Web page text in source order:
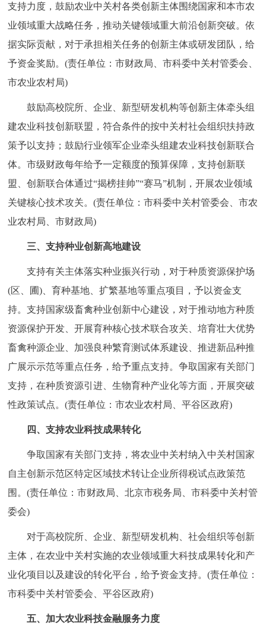
支持力度，鼓励农业中关村各类创新主体围绕国家和本市农
业领域重大战略任务，推动关键领域重大前沿创新突破。依
据实际贡献，对于承担相关任务的创新主体或研发团队，给
予资金奖励。(责任单位：市财政局、市科委中关村管委会、
市农业农村局)
鼓励高校院所、企业、新型研发机构等创新主体牵头组
建农业科技创新联盟，符合条件的按中关村社会组织扶持政
策予以支持；鼓励行业领军企业牵头组建农业科技创新联合
体。市级财政每年给予一定额度的预算保障，支持创新联
盟、创新联合体通过“揭榜挂帅”“赛马”机制，开展农业领域
关键核心技术攻关。(责任单位：市科委中关村管委会、市农
业农村局、市财政局)
三、支持种业创新高地建设
支持有关主体落实种业振兴行动，对于种质资源保护场
(区、圃)、育种基地、扩繁基地等重点项目，予以资金支
持。支持国家级畜禽种业创新中心建设，对于推动地方种质
资源保护开发、开展育种核心技术联合攻关、培育壮大优势
畜禽种源企业、加强良种繁育测试体系建设、推进新品种推
广展示示范等重点任务，给予重点支持。争取国家有关部门
支持，在种质资源引进、生物育种产业化等方面，开展突破
性政策试点。(责任单位：市农业农村局、平谷区政府)
四、支持农业科技成果转化
争取国家有关部门支持，将农业中关村纳入中关村国家
自主创新示范区特定区域技术转让企业所得税试点政策范
围。(责任单位：市财政局、北京市税务局、市科委中关村管
委会)
对于高校院所、企业、新型研发机构、社会组织等创新
主体，在农业中关村实施的农业领域重大科技成果转化和产
业化项目以及建设的转化平台，给予资金支持。(责任单位：
市科委中关村管委会、平谷区政府)
五、加大农业科技金融服务力度